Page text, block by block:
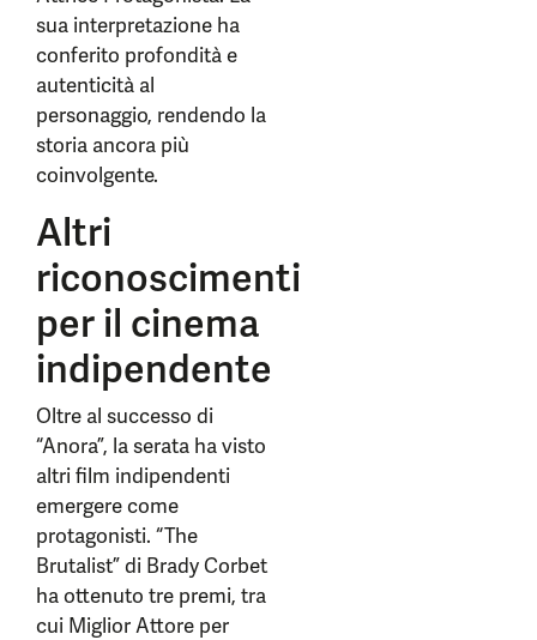
sua interpretazione ha
conferito profondità e
autenticità al
personaggio, rendendo la
storia ancora più
coinvolgente.
Altri
riconoscimenti
per il cinema
indipendente
Oltre al successo di
“Anora”, la serata ha visto
altri film indipendenti
emergere come
protagonisti. “The
Brutalist” di Brady Corbet
ha ottenuto tre premi, tra
cui Miglior Attore per